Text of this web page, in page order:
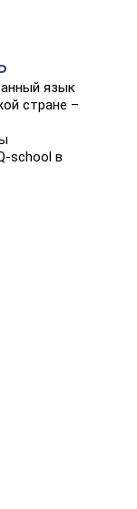
язык
стране –
school в